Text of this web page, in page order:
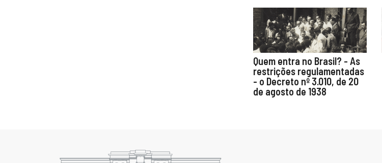
Quem entra no Brasil? - As
restrições regulamentadas
- o Decreto nº 3.010, de 20
de agosto de 1938